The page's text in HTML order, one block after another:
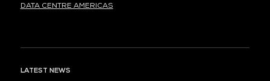
DATA CENTRE AMERICAS
LATEST NEWS